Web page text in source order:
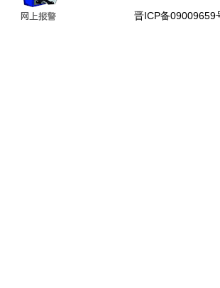
晋ICP备09009659